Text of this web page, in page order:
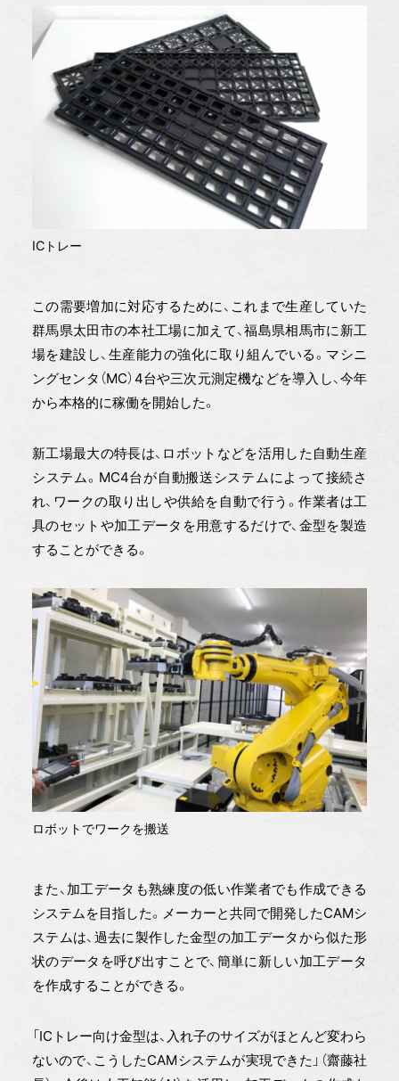
ICトレー
この需要増加に対応するために、これまで生産していた
群馬県太田市の本社工場に加えて、福島県相馬市に新工
場を建設し、生産能力の強化に取り組んでいる。マシニ
ングセンタ（MC）4台や三次元測定機などを導入し、今年
から本格的に稼働を開始した。
新工場最大の特長は、ロボットなどを活用した自動生産
システム。MC4台が自動搬送システムによって接続さ
れ、ワークの取り出しや供給を自動で行う。作業者は工
具のセットや加工データを用意するだけで、金型を製造
することができる。
ロボットでワークを搬送
また、加工データも熟練度の低い作業者でも作成できる
システムを目指した。メーカーと共同で開発したCAMシ
ステムは、過去に製作した金型の加工データから似た形
状のデータを呼び出すことで、簡単に新しい加工データ
を作成することができる。
「ICトレー向け金型は、入れ子のサイズがほとんど変わら
ないので、こうしたCAMシステムが実現できた」（齋藤社